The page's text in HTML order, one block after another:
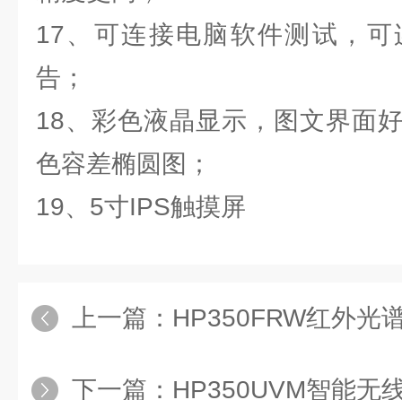
17、可连接电脑软件测试，
告；
18、彩色液晶显示，图文界面
色容差椭圆图；
19、5寸IPS触摸屏
上一篇： HP350FRW红外光
下一篇： HP350UVM智能无